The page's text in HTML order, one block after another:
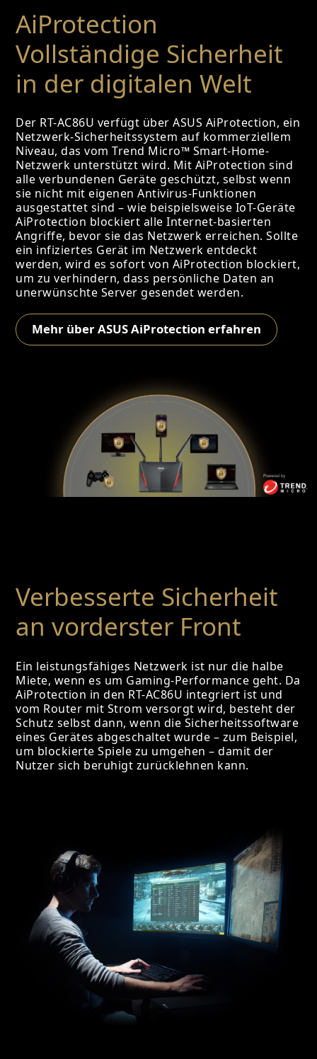
AiProtection
Vollständige Sicherheit
in der digitalen Welt
Der RT-AC86U verfügt über ASUS AiProtection, ein
Netzwerk-Sicherheitssystem auf kommerziellem
Niveau, das vom Trend Micro™ Smart-Home-
Netzwerk unterstützt wird. Mit AiProtection sind
alle verbundenen Geräte geschützt, selbst wenn
sie nicht mit eigenen Antivirus-Funktionen
ausgestattet sind – wie beispielsweise IoT-Geräte
AiProtection blockiert alle Internet-basierten
Angriffe, bevor sie das Netzwerk erreichen. Sollte
ein infiziertes Gerät im Netzwerk entdeckt
werden, wird es sofort von AiProtection blockiert,
um zu verhindern, dass persönliche Daten an
unerwünschte Server gesendet werden.
Mehr über ASUS AiProtection erfahren
Verbesserte Sicherheit
an vorderster Front
Ein leistungsfähiges Netzwerk ist nur die halbe
Miete, wenn es um Gaming-Performance geht. Da
AiProtection in den RT-AC86U integriert ist und
vom Router mit Strom versorgt wird, besteht der
Schutz selbst dann, wenn die Sicherheitssoftware
eines Gerätes abgeschaltet wurde – zum Beispiel,
um blockierte Spiele zu umgehen – damit der
Nutzer sich beruhigt zurücklehnen kann.